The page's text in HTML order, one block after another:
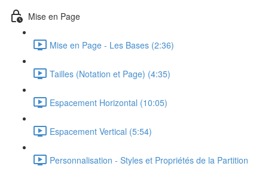
Mise en Page
Mise en Page - Les Bases (2:36)
Tailles (Notation et Page) (4:35)
Espacement Horizontal (10:05)
Espacement Vertical (5:54)
Personnalisation - Styles et Propriétés de la Partition